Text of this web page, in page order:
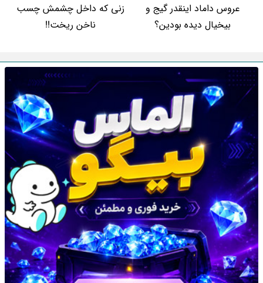
عروس داماد اینقدر گیج و
بیخیال دیده بودین؟
زنی که داخل چشمش چسب
ناخن ریخت!!